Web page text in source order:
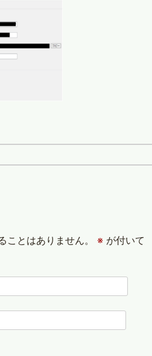
ことはありません。 ※ が付いて